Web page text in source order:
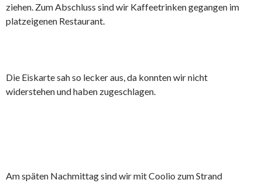
ziehen. Zum Abschluss sind wir Kaffeetrinken gegangen im
platzeigenen Restaurant.
Die Eiskarte sah so lecker aus, da konnten wir nicht
widerstehen und haben zugeschlagen.
Am späten Nachmittag sind wir mit Coolio zum Strand